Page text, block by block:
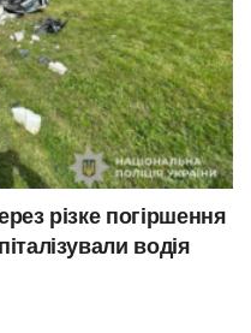
різке погіршення
водія